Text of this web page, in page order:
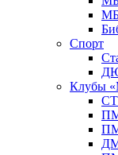
Спорт
Клубы